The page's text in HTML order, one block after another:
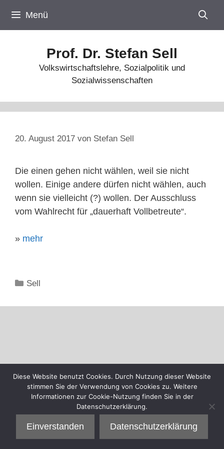
Inhalt
springen
Menü
Prof. Dr. Stefan Sell
Volkswirtschaftslehre, Sozialpolitik und
Sozialwissenschaften
20. August 2017 von Stefan Sell
Die einen gehen nicht wählen, weil sie nicht
wollen. Einige andere dürfen nicht wählen, auch
wenn sie vielleicht (?) wollen. Der Ausschluss
vom Wahlrecht für „dauerhaft Vollbetreute“.
» mehr
Kategorien
Sell
Diese Website benutzt Cookies. Durch Nutzung dieser Website
stimmen Sie der Verwendung von Cookies zu. Weitere
Informationen zur Cookie-Nutzung finden Sie in der
Datenschutzerklärung.
Einverstanden Datenschutzerklärung